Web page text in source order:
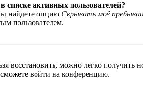
списке активных пользователей?
найдете опцию Скрывать моё
пользователем.
восстановить, можно легко
войти на конференцию.